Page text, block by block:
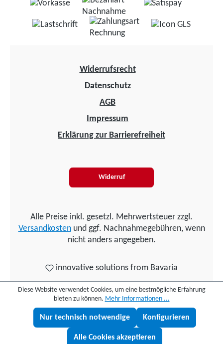
Widerrufsrecht
Datenschutz
AGB
Impressum
Erklärung zur Barrierefreiheit
Widerruf
Alle Preise inkl. gesetzl. Mehrwertsteuer zzgl.
Versandkostenund ggf. Nachnahmegebühren, wenn
nicht anders angegeben.
innovative solutions from Bavaria
Diese Website verwendet Cookies, um eine bestmögliche Erfahrung
bieten zu können. Mehr Informationen ...
Nur technisch notwendige Konfigurieren
Alle Cookies akzeptieren
Lukas fragen